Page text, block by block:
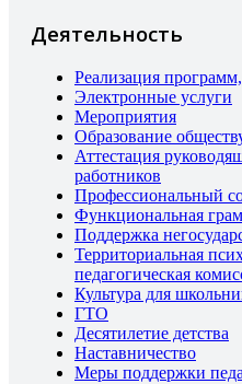
Деятельность
Реализация
Электронные услуги
Мероприятия
Образование
Аттестация
работников
Профессиональный
Функциональная
Поддержка
Территориальная
педагогическая
Культура для
ГТО
Десятилетие детства
Наставничество
Меры поддержки